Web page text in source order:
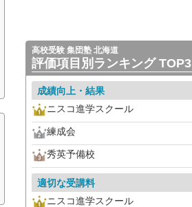
高校受験 集団塾 北海道
評価項目別ランキング TOP3
成績向上・結果
ニスコ進学スクール
練成会
秀英予備校
適切な受講料
ニスコ進学スクール